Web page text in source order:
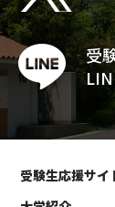
受
受験生応援サイ